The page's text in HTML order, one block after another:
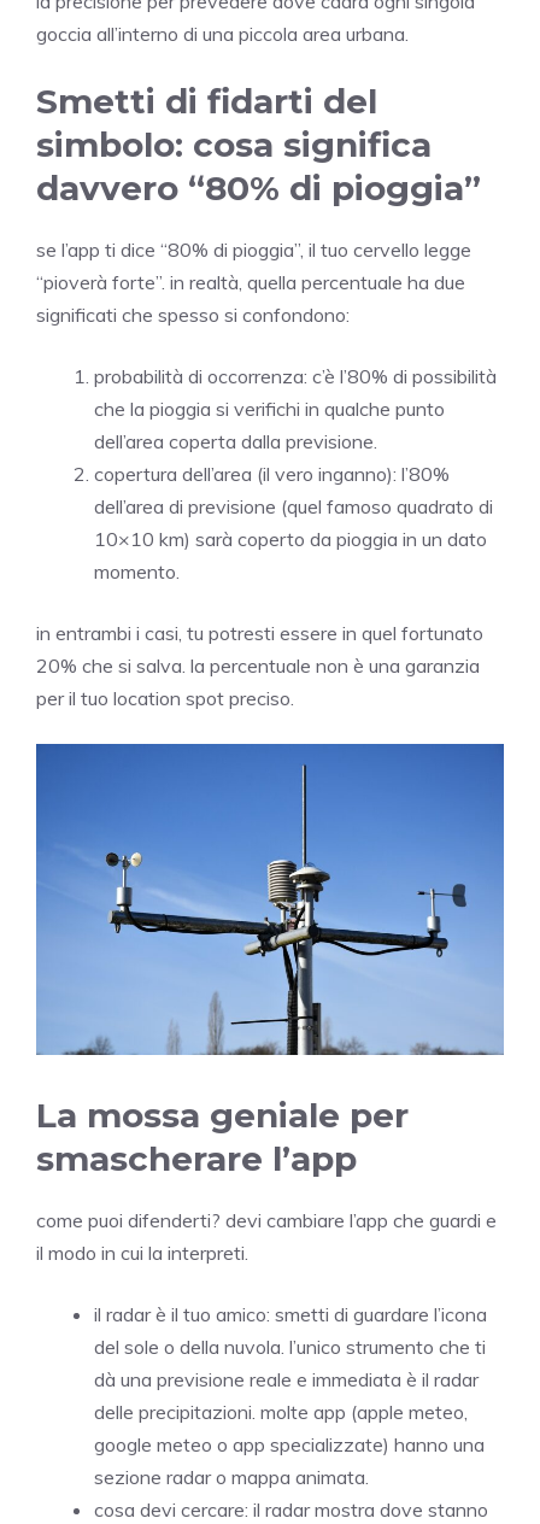
goccia all’interno di una piccola area urbana.
Smetti di fidarti del
simbolo: cosa significa
davvero “80% di pioggia”
se l’app ti dice “80% di pioggia”, il tuo cervello legge
“pioverà forte”. in realtà, quella percentuale ha due
significati che spesso si confondono:
probabilità di occorrenza: c’è l’80% di possibilità
che la pioggia si verifichi in qualche punto
dell’area coperta dalla previsione.
copertura dell’area (il vero inganno): l’80%
dell’area di previsione (quel famoso quadrato di
10×10 km) sarà coperto da pioggia in un dato
momento.
in entrambi i casi, tu potresti essere in quel fortunato
20% che si salva. la percentuale non è una garanzia
per il tuo location spot preciso.
La mossa geniale per
smascherare l’app
come puoi difenderti? devi cambiare l’app che guardi e
il modo in cui la interpreti.
il radar è il tuo amico: smetti di guardare l’icona
del sole o della nuvola. l’unico strumento che ti
dà una previsione reale e immediata è il radar
delle precipitazioni. molte app (apple meteo,
google meteo o app specializzate) hanno una
sezione radar o mappa animata.
cosa devi cercare: il radar mostra dove stanno